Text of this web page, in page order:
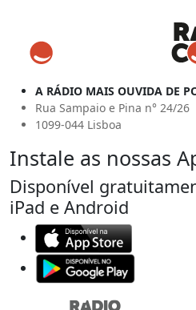
A RÁDIO MAIS OUVIDA DE
Rua Sampaio e Pina n° 24/26
1099-044 Lisboa
Instale as nossas
Disponível
iPad e Android